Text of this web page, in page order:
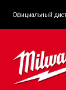
Официальный